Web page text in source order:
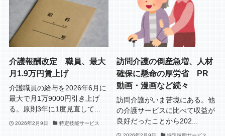
介護報酬改定 職員、最大
月1.9万円賃上げ
介護職員の給与を2026年6月に
最大で月1万9000円引き上げ
る。原則3年に1度見直して...
2026年2月9日 特定技能サービス
訪問介護の倒産急増、人材
確保に懸命の厚労省 PR
動画・漫画など続々
訪問介護がいま苦境にある。他
の介護サービスに比べて収益が
良好だったことから202...